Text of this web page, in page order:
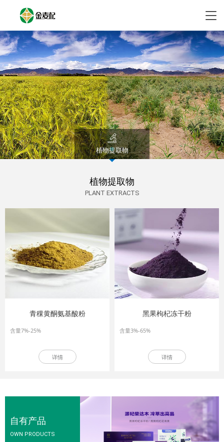
植物提取物
植物提取物
PLANT EXTRACTS
青稞黄酮氨基酸粉
含量7%-25%
详情
黑果枸杞冻干粉
含量3%-65%
详情
自有产品
OWN PRODUCTS
OEM/ODM
OEM/ODM
合作模式
COOPERATION MODEL